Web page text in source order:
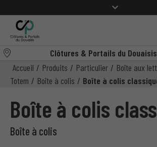
Clôtures & Portails du Douaisis
Accueil / Produits / Particulier / Boîte aux
Totem / Boîte à colis / Boîte à colis
Boîte à colis
Boîte à colis